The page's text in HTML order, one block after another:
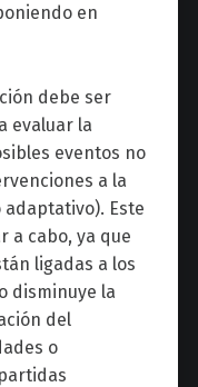
en
debe ser
evaluar la
eventos no
a la
Este
a cabo, ya que
ligadas a los
disminuye la
del
o